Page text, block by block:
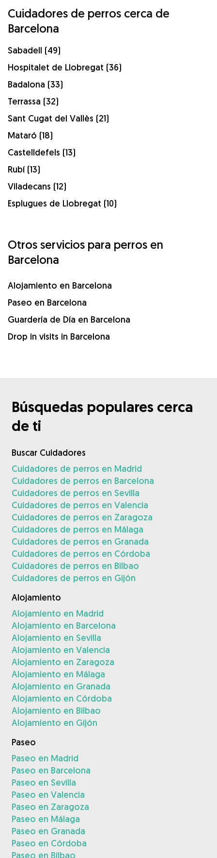
Cuidadores de perros cerca de
Barcelona
Sabadell (49)
Hospitalet de Llobregat (36)
Badalona (33)
Terrassa (32)
Sant Cugat del Vallès (21)
Mataró (18)
Castelldefels (13)
Rubí (13)
Viladecans (12)
Esplugues de Llobregat (10)
Otros servicios para perros en
Barcelona
Alojamiento en Barcelona
Paseo en Barcelona
Guardería de Día en Barcelona
Drop in visits in Barcelona
Búsquedas populares cerca
de ti
Buscar Cuidadores
Cuidadores de perros en Madrid
Cuidadores de perros en Barcelona
Cuidadores de perros en Sevilla
Cuidadores de perros en Valencia
Cuidadores de perros en Zaragoza
Cuidadores de perros en Málaga
Cuidadores de perros en Granada
Cuidadores de perros en Córdoba
Cuidadores de perros en Bilbao
Cuidadores de perros en Gijón
Alojamiento
Alojamiento en Madrid
Alojamiento en Barcelona
Alojamiento en Sevilla
Alojamiento en Valencia
Alojamiento en Zaragoza
Alojamiento en Málaga
Alojamiento en Granada
Alojamiento en Córdoba
Alojamiento en Bilbao
Alojamiento en Gijón
Paseo
Paseo en Madrid
Paseo en Barcelona
Paseo en Sevilla
Paseo en Valencia
Paseo en Zaragoza
Paseo en Málaga
Paseo en Granada
Paseo en Córdoba
Paseo en Bilbao